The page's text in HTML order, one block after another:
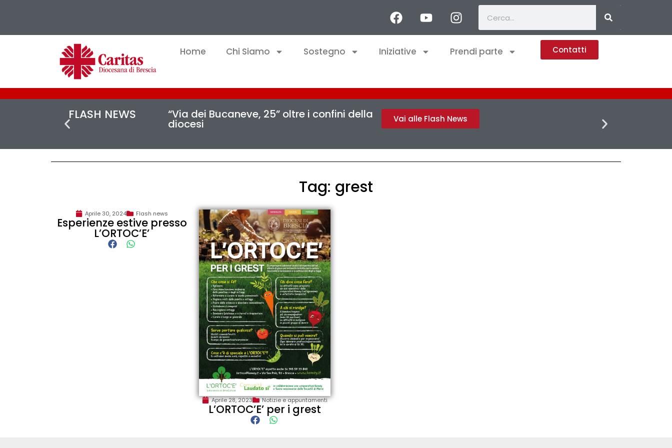
Home Chi Siamo Sostegno Iniziative Prendi parte Contatti
FLASH NEWS “Via dei Bucaneve, 25” oltre i confini della
diocesi Vai alle Flash News
Tag: grest
Aprile 30, 2024 Flash news
Esperienze estive presso
L’ORTOC’E’
Aprile 28, 2023 Notizie e appuntamenti
L’ORTOC’E’ per i grest